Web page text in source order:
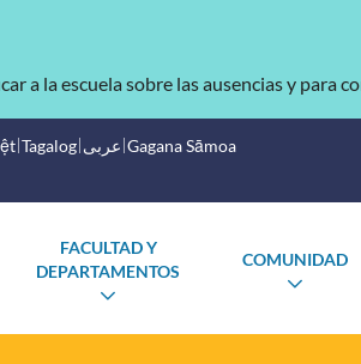
a la escuela sobre las ausencias y para
Tagalog عربى Gagana Sāmoa
FACULTAD Y
DEPARTAMENTOS
COMUNIDAD